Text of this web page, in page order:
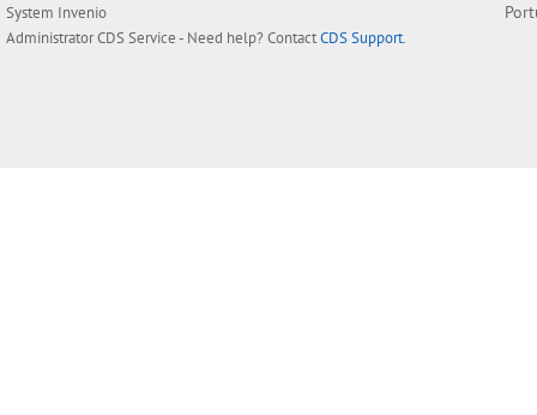
System Invenio
AdministratorCDS Service- Need help? ContactCDS Support.